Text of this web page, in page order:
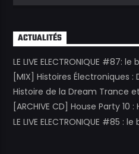
ACTUALITÉS
LE LIVE ELECTRONIQUE #87:
[MIX] Histoires Électroniques :
Histoire de la Dream Trance
[ARCHIVE CD] House Party 10
LE LIVE ELECTRONIQUE #85 :